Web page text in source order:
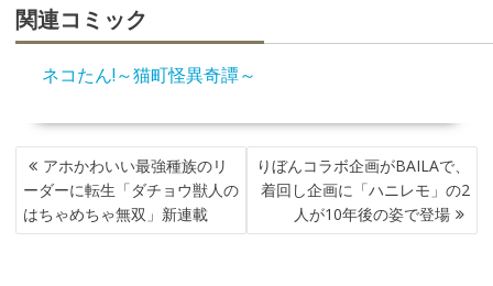
関連コミック
ネコたん!～猫町怪異奇譚～
投
稿
ナ
ビ
アホかわいい最強種族のリ
ーダーに転生「ダチョウ獣人の
はちゃめちゃ無双」新連載
りぼんコラボ企画がBAILAで、
着回し企画に「ハニレモ」の2
人が10年後の姿で登場